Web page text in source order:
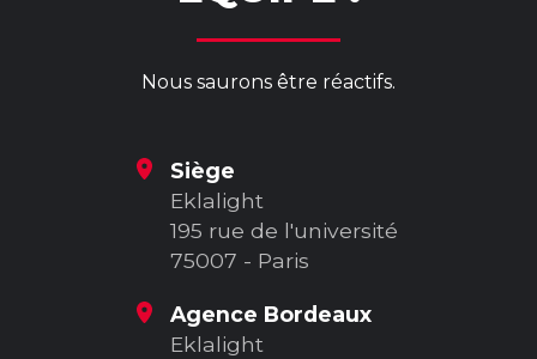
Nous saurons être réactifs.
Siège
Eklalight
195 rue de l'université
75007 - Paris
Agence Bordeaux
Eklalight